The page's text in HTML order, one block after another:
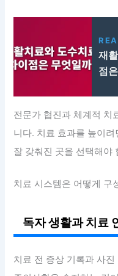
재
점
전문가 협진과 체계적 치
니다. 치료 효과를 높이
잘 갖춰진 곳을 선택해야
치료 시스템은 어떻게 구
독자 생활과 치료
치료 전 증상 기록과 사